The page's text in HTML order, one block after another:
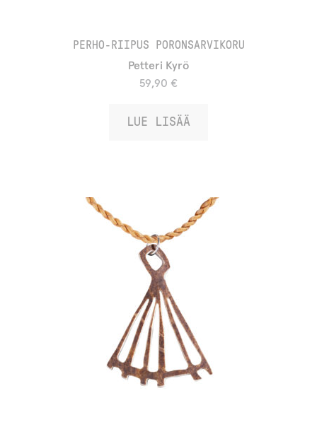
PERHO-RIIPUS PORONSARVIKORU
Petteri Kyrö
59,90 €
LUE LISÄÄ